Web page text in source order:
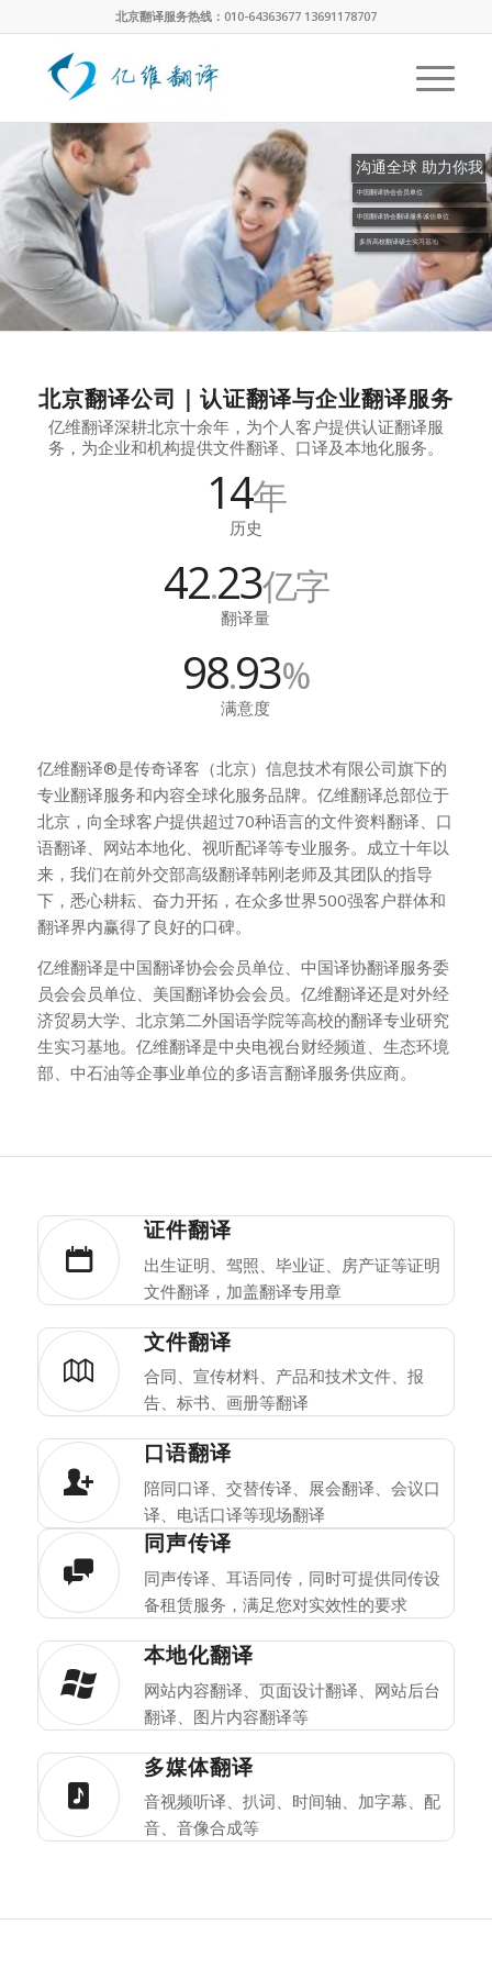
北京翻译服务热线：010-64363677 13691178707
沟通全球 助力你我
中国翻译协会会员单位
中国翻译协会翻译服务诚信单位
多所高校翻译硕士实习基地
北京翻译公司｜认证翻译与企业翻译服务
亿维翻译深耕北京十余年，为个人客户提供认证翻译服
务，为企业和机构提供文件翻译、口译及本地化服务。
14年
历史
42.23亿字
翻译量
98.93%
满意度
亿维翻译®是传奇译客（北京）信息技术有限公司旗下的
专业翻译服务和内容全球化服务品牌。亿维翻译总部位于
北京，向全球客户提供超过70种语言的文件资料翻译、口
语翻译、网站本地化、视听配译等专业服务。成立十年以
来，我们在前外交部高级翻译韩刚老师及其团队的指导
下，悉心耕耘、奋力开拓，在众多世界500强客户群体和
翻译界内赢得了良好的口碑。
亿维翻译是中国翻译协会会员单位、中国译协翻译服务委
员会会员单位、美国翻译协会会员。亿维翻译还是对外经
济贸易大学、北京第二外国语学院等高校的翻译专业研究
生实习基地。亿维翻译是中央电视台财经频道、生态环境
部、中石油等企事业单位的多语言翻译服务供应商。
证件翻译
出生证明、驾照、毕业证、房产证等证明
文件翻译，加盖翻译专用章
文件翻译
合同、宣传材料、产品和技术文件、报
告、标书、画册等翻译
口语翻译
陪同口译、交替传译、展会翻译、会议口
译、电话口译等现场翻译
同声传译
同声传译、耳语同传，同时可提供同传设
备租赁服务，满足您对实效性的要求
本地化翻译
网站内容翻译、页面设计翻译、网站后台
翻译、图片内容翻译等
多媒体翻译
音视频听译、扒词、时间轴、加字幕、配
音、音像合成等